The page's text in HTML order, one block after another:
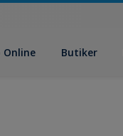
Online Butiker